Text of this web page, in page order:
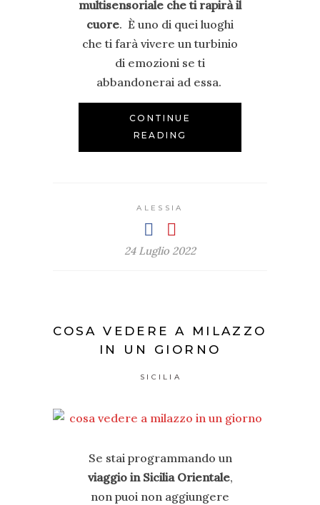
multisensoriale che ti rapirà il
cuore. È uno di quei luoghi
che ti farà vivere un turbinio
di emozioni se ti
abbandonerai ad essa.
CONTINUE
READING
ALESSIA
24 Luglio 2022
COSA VEDERE A MILAZZO
IN UN GIORNO
SICILIA
Se stai programmando un
viaggio in Sicilia Orientale,
non puoi non aggiungere